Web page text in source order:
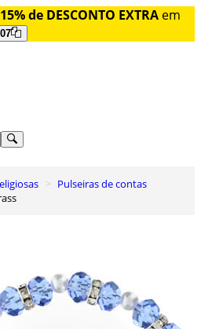
15% de DESCONTO EXTRA em
Pulseiras de contas